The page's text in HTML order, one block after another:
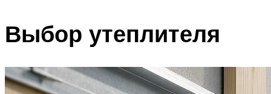
Выбор утеплителя